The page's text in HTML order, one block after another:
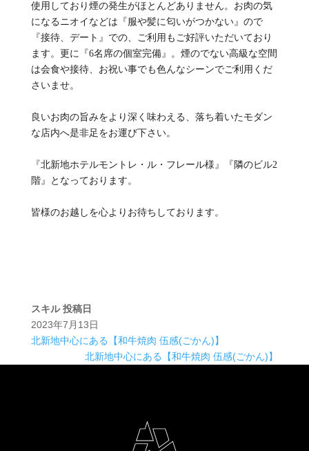
使用しており煙の発生がほとんどありません。お肉の気
になるニオイなどは『服や髪に匂いがつかない』ので
『接待、デート』での、ご利用もご好評いただいており
ます。更に『6名席の個室完備』。煙のでない高級な空間
は会食や接待、お祝い事でも色んなシーンでご利用くだ
さいませ。
良いお肉の旨みをより深く味わえる、落ち着いたモダン
な店内へ是非足をお運び下さい。
『北新地ホテルモントレ・ル・フレール様』『隣のビル2
階』となっております。
皆様のお越しを心よりお待ちしております。
スキル 投稿日
2023年7月13日
北新地中心にある【和牛焼肉 伍感(ごかん)】
北新地中心にある【和牛焼肉 伍感(ごかん)】